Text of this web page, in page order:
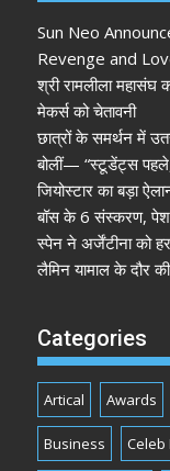
Sun Neo
Revenge and
श्री रामलीला महासंघ
मेकर्स को चेतावनी
छात्रों के समर्थन में
बोलीं— “स्टूडेंट्स
जियोस्टार का बड़ा
बॉस के 6 संस्करण, पेश
स्पेन ने अर्जेंटीना को
लैमिन यामाल के दौर
Categories
Artical Awards
Business